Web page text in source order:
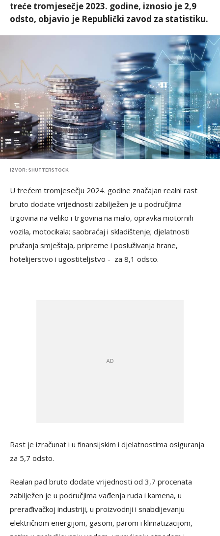
treće tromjesečje 2023. godine, iznosio je 2,9
odsto, objavio je Republički zavod za statistiku.
IZVOR: SHUTTERSTOCK
U trećem tromjesečju 2024. godine značajan realni rast
bruto dodate vrijednosti zabilježen je u područjima
trgovina na veliko i trgovina na malo, opravka motornih
vozila, motocikala; saobraćaj i skladištenje; djelatnosti
pružanja smještaja, pripreme i posluživanja hrane,
hotelijerstvo i ugostiteljstvo - za 8,1 odsto.
Rast je izračunat i u finansijskim i djelatnostima osiguranja
za 5,7 odsto.
Realan pad bruto dodate vrijednosti od 3,7 procenata
zabilježen je u područjima vađenja ruda i kamena, u
prerađivačkoj industriji, u proizvodnji i snabdijevanju
električnom energijom, gasom, parom i klimatizacijom,